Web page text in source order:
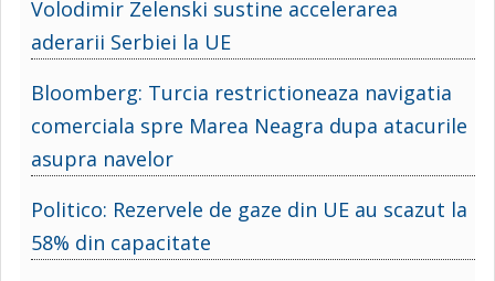
Volodimir Zelenski sustine accelerarea
aderarii Serbiei la UE
Bloomberg: Turcia restrictioneaza navigatia
comerciala spre Marea Neagra dupa atacurile
asupra navelor
Politico: Rezervele de gaze din UE au scazut la
58% din capacitate